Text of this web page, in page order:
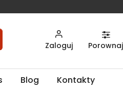
Zaloguj Porownaj
Blog Kontakty